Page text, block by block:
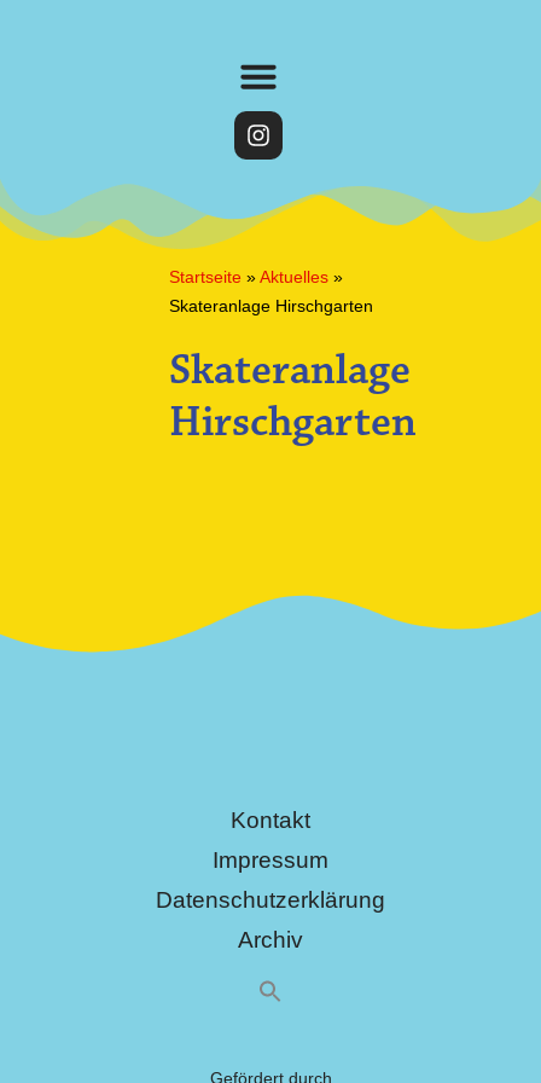
Startseite »Aktuelles »
Skateranlage Hirschgarten
Skateranlage
Hirschgarten
Kontakt
Impressum
Datenschutzerklärung
Archiv
Gefördert durch